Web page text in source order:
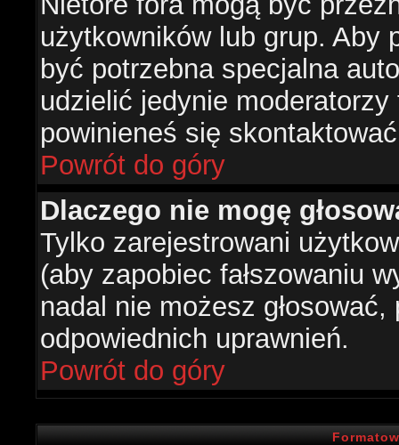
użytkowników lub grup. Aby
być potrzebna specjalna
udzielić jedynie
powinieneś się
Powrót do góry
Dlaczego nie mogę
Tylko zarejestrowani
(aby zapobiec fałszowaniu
nadal nie możesz
odpowiednich uprawnień.
Powrót do góry